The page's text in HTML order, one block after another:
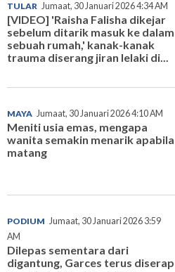
TULAR Jumaat, 30 Januari 2026 4:34 AM
[VIDEO] 'Raisha Falisha dikejar
sebelum ditarik masuk ke dalam
sebuah rumah,' kanak-kanak
trauma diserang jiran lelaki di...
MAYA Jumaat, 30 Januari 2026 4:10 AM
Meniti usia emas, mengapa
wanita semakin menarik apabila
matang
PODIUM Jumaat, 30 Januari 2026 3:59
AM
Dilepas sementara dari
digantung, Garces terus diserap